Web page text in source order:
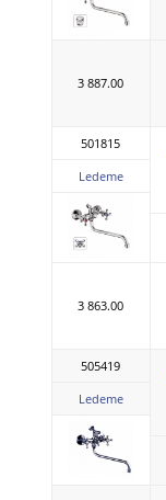
3 887.00
501815
Ledeme
3 863.00
505419
Ledeme